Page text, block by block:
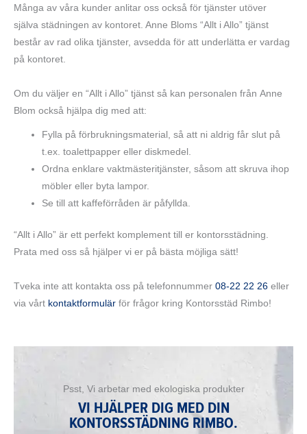
Många av våra kunder anlitar oss också för tjänster utöver
själva städningen av kontoret. Anne Bloms “Allt i Allo” tjänst
består av rad olika tjänster, avsedda för att underlätta er vardag
på kontoret.
Om du väljer en “Allt i Allo” tjänst så kan personalen från Anne
Blom också hjälpa dig med att:
Fylla på förbrukningsmaterial, så att ni aldrig får slut på
t.ex. toalettpapper eller diskmedel.
Ordna enklare vaktmästeritjänster, såsom att skruva ihop
möbler eller byta lampor.
Se till att kaffeförråden är påfyllda.
“Allt i Allo” är ett perfekt komplement till er kontorsstädning.
Prata med oss så hjälper vi er på bästa möjliga sätt!
Tveka inte att kontakta oss på telefonnummer 08-22 22 26 eller
via vårt kontaktformulär för frågor kring Kontorsstäd Rimbo!
Psst, Vi arbetar med ekologiska produkter
VI HJÄLPER DIG MED DIN
KONTORSSTÄDNING RIMBO.